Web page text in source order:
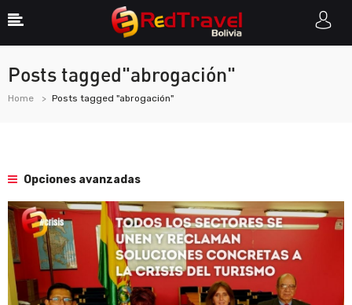
Posts tagged"abrogación"
Home Posts tagged "abrogación"
Opciones avanzadas